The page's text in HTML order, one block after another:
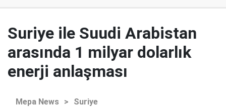
Suriye ile Suudi Arabistan
arasında 1 milyar dolarlık
enerji anlaşması
Mepa News > Suriye